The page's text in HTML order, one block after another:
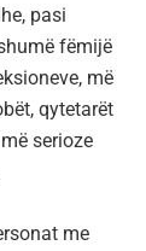
pasi
fëmijë
më
qytetarët
serioze
me